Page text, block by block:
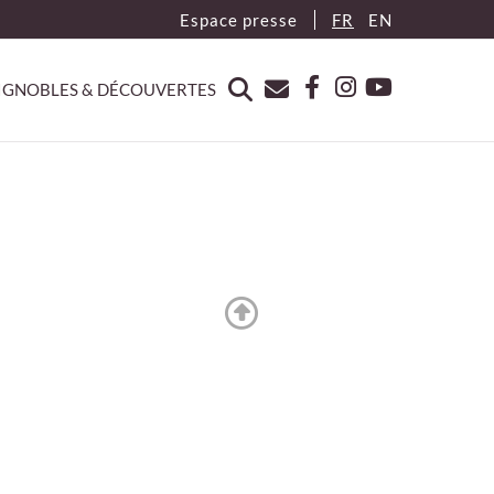
Espace presse FR EN
& DÉCOUVERTES